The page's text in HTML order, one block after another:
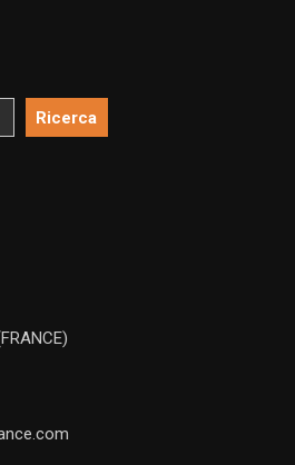
Ricerca